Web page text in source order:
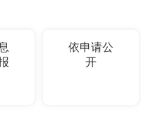
依申请公
开